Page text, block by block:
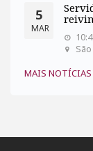
5
MAR
MAIS NOTÍCIAS